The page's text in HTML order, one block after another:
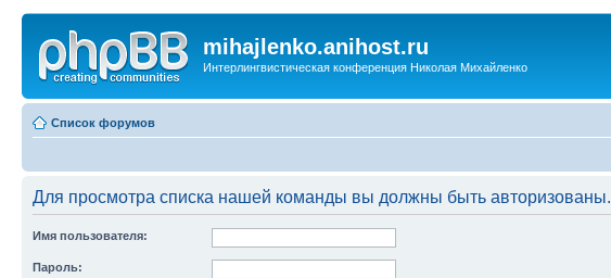
mihajlenko.anihost.ru
Интерлингвистическая конференция Николая Михайленко
Список форумов
Для просмотра списка нашей команды вы должны быть авторизованы.
Имя пользователя:
Пароль: